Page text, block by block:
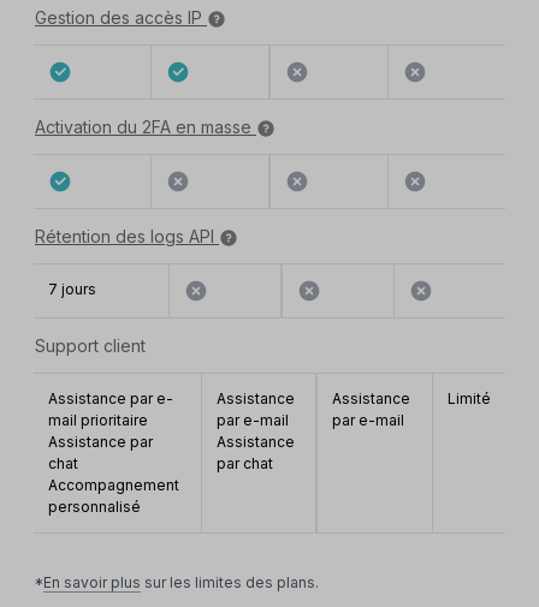
Gestion des accès IP
Activation du 2FA en masse
Rétention des logs API
7 jours
Support client
Assistance par e-
mail prioritaire
Assistance par
chat
Accompagnement
personnalisé
Assistance
par e-mail
Assistance
par chat
Assistance
par e-mail
Limité
*En savoir plus sur les limites des plans.